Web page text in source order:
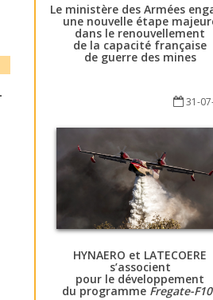
Le ministère des Armées
une nouvelle étape
dans le renouvellement
de la capacité française
de guerre des mines
31-
HYNAERO et LATECOERE
s’associent
pour le développement
du programme Fregate-